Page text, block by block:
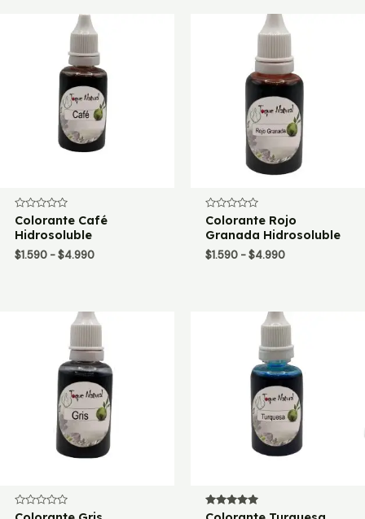
Valorado
con
0
de
5
Colorante Café
Hidrosoluble
$1.590 - $4.990Rango
$1.590
hasta
Valorado
con
0
de
5
Colorante Rojo
Granada Hidrosoluble
$1.590 - $4.990Rango
hasta
Valorado
Valorado